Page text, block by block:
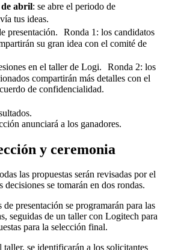
de abril: se abre el periodo de
tus ideas.
presentación. Ronda 1: los candidatos
su gran idea con el comité de
en el taller de Logi. Ronda 2: los
compartirán más detalles con el
de confidencialidad.
anunciará a los ganadores.
y ceremonia
las propuestas serán revisadas por el
decisiones se tomarán en dos rondas.
de presentación se programarán para las
seguidas de un taller con Logitech para
para la selección final.
taller, se identificarán a los solicitantes